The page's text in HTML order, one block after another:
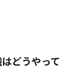
どうやって